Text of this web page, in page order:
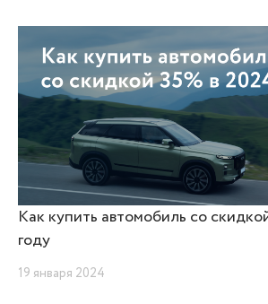
Как купить автомобиль со
году
19 января 2024